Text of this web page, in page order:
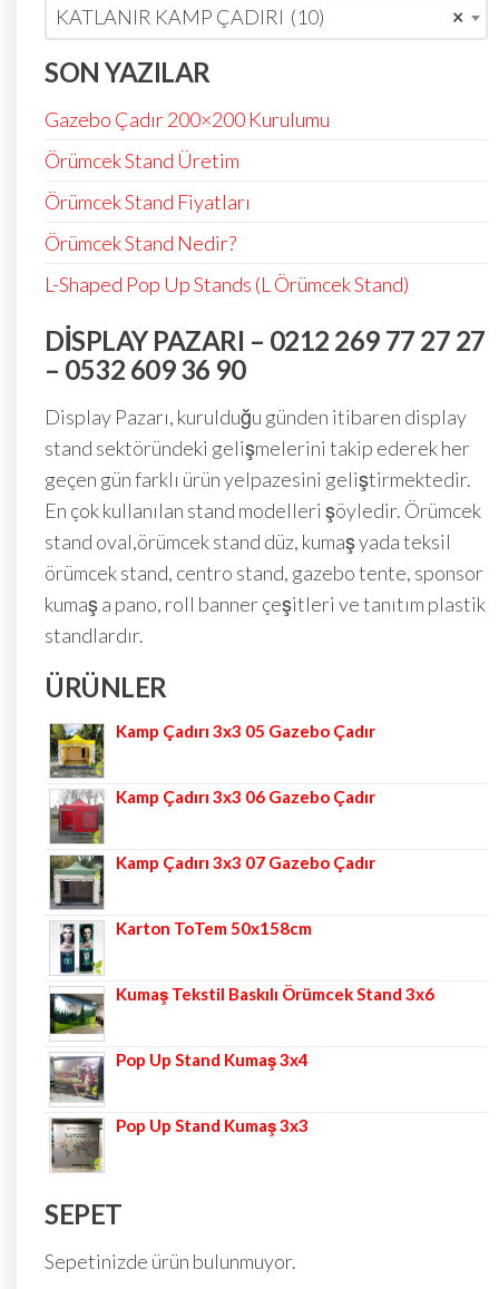
×
KATLANIR KAMP ÇADIRI (10)
SON YAZILAR
Gazebo Çadır 200×200 Kurulumu
Örümcek Stand Üretim
Örümcek Stand Fiyatları
Örümcek Stand Nedir?
L-Shaped Pop Up Stands (L Örümcek Stand)
DISPLAY PAZARI – 0212 269 77 27 27
– 0532 609 36 90
Display Pazarı, kurulduğu günden itibaren display
stand sektöründeki gelişmelerini takip ederek her
geçen gün farklı ürün yelpazesini geliştirmektedir.
En çok kullanılan stand modelleri şöyledir. Örümcek
stand oval,örümcek stand düz, kumaş yada teksil
örümcek stand, centro stand, gazebo tente, sponsor
kumaş a pano, roll banner çeşitleri ve tanıtım plastik
standlardır.
ÜRÜNLER
Kamp Çadırı 3x3 05 Gazebo Çadır
Kamp Çadırı 3x3 06 Gazebo Çadır
Kamp Çadırı 3x3 07 Gazebo Çadır
Karton ToTem 50x158cm
Kumaş Tekstil Baskılı Örümcek Stand 3x6
Pop Up Stand Kumaş 3x4
Pop Up Stand Kumaş 3x3
SEPET
Sepetinizde ürün bulunmuyor.